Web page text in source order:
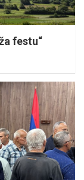
festu“